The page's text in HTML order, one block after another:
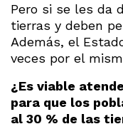
Pero si se les da
tierras y deben
Además, el
veces por el
¿Es viable
para que los
al 30 % de las